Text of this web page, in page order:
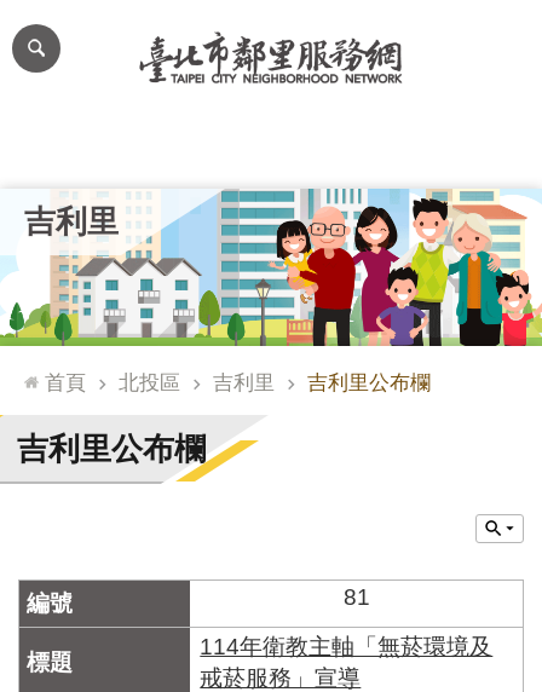
跳到主要內容區塊
網
站
台
通
臺
北
市
門
牌
合
吉利里
首頁 北投區 吉利里 吉利里公布欄
吉利里公布欄
81
114年衛教主軸「無菸環境及
戒菸服務」宣導